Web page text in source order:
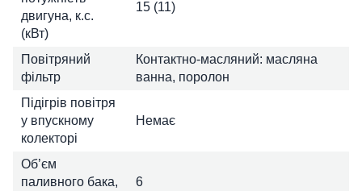
двигуна, к.с.
(кВт)
15 (11)
Повітряний
фільтр
Контактно-масляний: масляна
ванна, поролон
Підігрів повітря
у впускному
колекторі
Немає
Об’єм
паливного бака,
6